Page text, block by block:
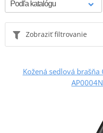
Zobraziť filtrovanie
Kožená sedlová brašňa